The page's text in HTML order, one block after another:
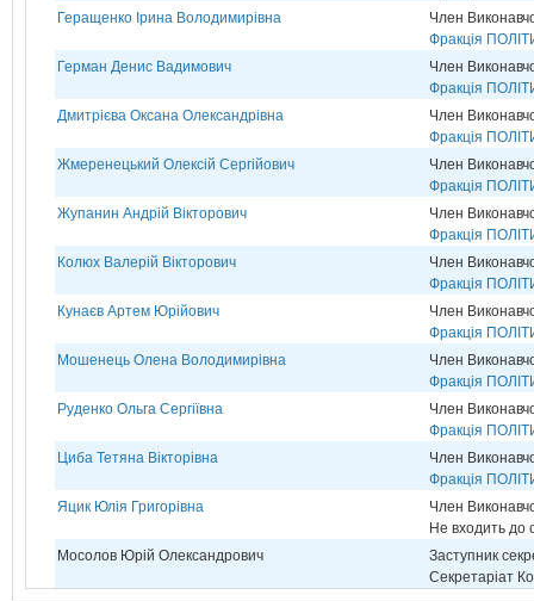
Геращенко Ірина Володимирівна
Член
Фракція
Герман Денис Вадимович
Член
Фракція
Дмитрієва Оксана Олександрівна
Член
Фракція
Жмеренецький Олексій Сергійович
Член
Фракція
Жупанин Андрій Вікторович
Член
Фракція
Колюх Валерій Вікторович
Член
Фракція
Кунаєв Артем Юрійович
Член
Фракція
Мошенець Олена Володимирівна
Член
Фракція
Руденко Ольга Сергіївна
Член
Фракція
Циба Тетяна Вікторівна
Член
Фракція
Яцик Юлія Григорівна
Член
Не входить до
Мосолов Юрій Олександрович
Заступник
Секретаріат